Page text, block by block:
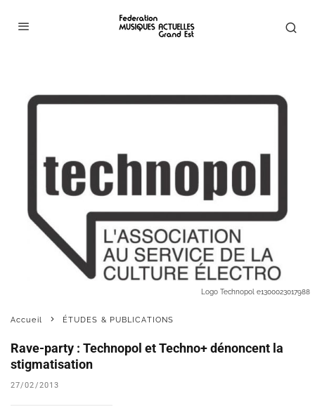
Logo Technopol e1300023017988
Accueil ÉTUDES & PUBLICATIONS
Rave-party : Technopol et Techno+ dénoncent la
stigmatisation
27/02/2013